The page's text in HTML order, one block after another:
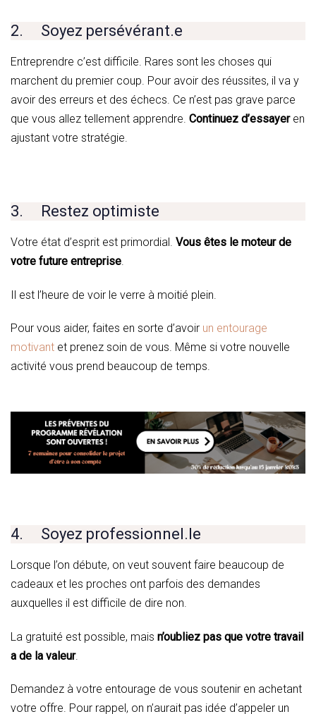
2. Soyez persévérant.e
Entreprendre c’est difficile. Rares sont les choses qui
marchent du premier coup. Pour avoir des réussites, il va y
avoir des erreurs et des échecs. Ce n’est pas grave parce
que vous allez tellement apprendre. Continuez d’essayeren
ajustant votre stratégie.
3. Restez optimiste
Votre état d’esprit est primordial. Vous êtes le moteur de
votre future entreprise
Il est l’heure de voir le verre à moitié plein.
Pour vous aider, faites en sorte d’avoir un entourage
motivant et prenez soin de vous. Même si votre nouvelle
activité vous prend beaucoup de temps.
4. Soyez professionnel.le
Lorsque l’on débute, on veut souvent faire beaucoup de
cadeaux et les proches ont parfois des demandes
auxquelles il est difficile de dire non.
La gratuité est possible, mais n’oubliez pas que votre travail
a de la valeur.
Demandez à votre entourage de vous soutenir en achetant
votre offre. Pour rappel, on n’aurait pas idée d’appeler un